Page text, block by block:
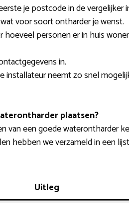
je postcode in de vergelijker
voor soort ontharder je wenst.
hoeveel personen er in huis
in.
installateur neemt zo snel
plaatsen?
van een goede waterontharder
hebben we verzameld in een
Uitleg